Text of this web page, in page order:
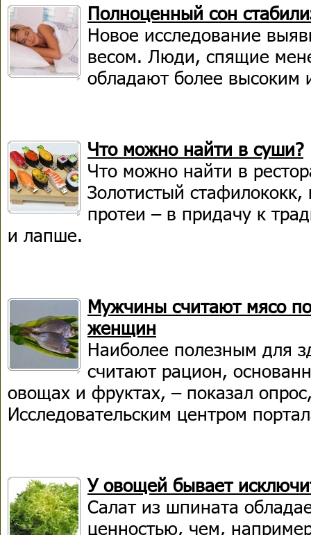
Полноценный сон
Новое исследование
весом. Люди, спящие
обладают более высоким
Что можно найти в суши?
Что можно найти в
Золотистый
протеи – в придачу к
и лапше.
Мужчины считают мясо
женщин
Наиболее полезным для
считают рацион,
овощах и фруктах, – показал
Исследовательским центром
У овощей бывает
Салат из шпината
ценностью, чем,